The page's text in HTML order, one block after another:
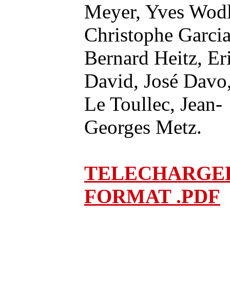
Meyer, Yves
Christophe
Bernard Heitz,
David, José
Le Toullec, Jean-
Georges Metz.
FORMAT .PDF